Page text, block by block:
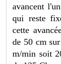
avancent
qui reste
cette
de 50 cm
m/min soit